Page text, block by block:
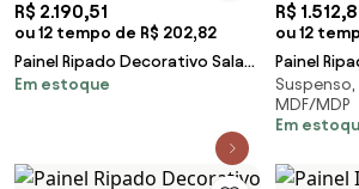
R$ 2.190,51
ou 12 tempo de R$ 202,82
Painel Ripado Decorativo Sala
Quarto 297x250cm Prime L06
Em estoque
R$
ou 12
Painel
Quarto
L06 Nature
MDF/MDP
Em